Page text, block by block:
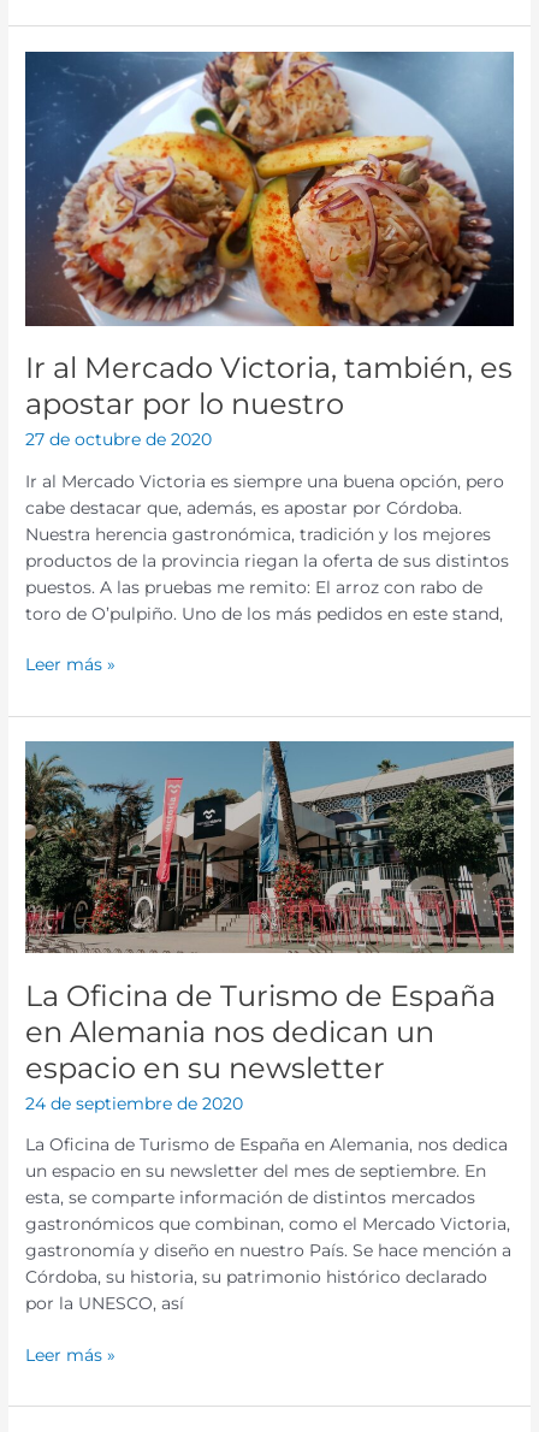
Ir al Mercado Victoria, también, es
apostar por lo nuestro
27 de octubre de 2020
Ir al Mercado Victoria es siempre una buena opción, pero
cabe destacar que, además, es apostar por Córdoba.
Nuestra herencia gastronómica, tradición y los mejores
productos de la provincia riegan la oferta de sus distintos
puestos. A las pruebas me remito: El arroz con rabo de
toro de O’pulpiño. Uno de los más pedidos en este stand,
Mercado
Victoria,
también,
es
apostar
nuestro
Leer más »
La Oficina de Turismo de España
en Alemania nos dedican un
espacio en su newsletter
24 de septiembre de 2020
La Oficina de Turismo de España en Alemania, nos dedica
un espacio en su newsletter del mes de septiembre. En
esta, se comparte información de distintos mercados
gastronómicos que combinan, como el Mercado Victoria,
gastronomía y diseño en nuestro País. Se hace mención a
Córdoba, su historia, su patrimonio histórico declarado
por la UNESCO, así
La
Oficina
de
Turismo
de
España
en
Alemania
dedican
espacio
en
su
Leer más »